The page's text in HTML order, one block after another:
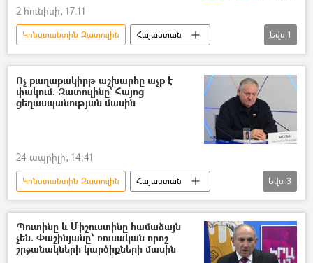
2 հունիսի, 17:11
Կոնստանտին Զատուլին
Հայաստան
Ռուսաստան
Եվս 1
Ոչ քաղաքակիրթ աշխարհը աչք է
փակում. Զատուլինը` Հայոց
ցեղասպանության մասին
24 ապրիլի, 14:41
Կոնստանտին Զատուլին
Հայաստան
Ռուսաստան
Հայոց ցեղասպանություն
Ապրիլի 24. Հայոց ցեղասպանության չմոռացվող էջը
Եվս 3
Պուտինը և Միշուստինը համաձայն
չեն. Փաշինյանը՝ ռուսական որոշ
շրջանակների կարծիքների մասին